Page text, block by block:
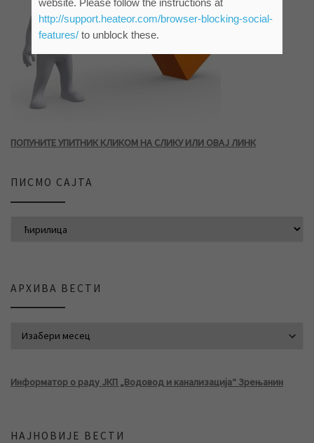
ПОПУНИТЕ УПИТНИК КЛИКОМ НА СЛИКУ ИЛИ ОВАЈ ЛИНК
ПИСМО САЈТА
АРХИВА ВЕСТИ
Информатор о раду ЈКП „Водовод и канализација“ Зрењанин
НАЈНОВИЈЕ ВЕСТИ
website. Please follow the instructions at
http://support.heateor.com/browser-blocking-social-
features/to unblock these.